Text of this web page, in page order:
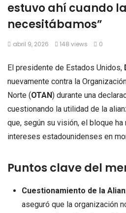
estuvo ahí cuando la
necesitábamos”
abril 9, 2026 148 views 0
El presidente de Estados Unidos,
nuevamente contra la
Norte (OTAN) durante una
cuestionando la utilidad de la
que, según su visión, el bloque
intereses estadounidenses en
Puntos clave del
Cuestionamiento de la
aseguró que la organización